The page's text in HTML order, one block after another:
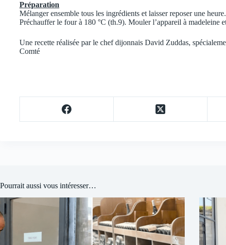
Préparation
Mélanger ensemble tous les ingrédients et laisser reposer une heure.
Préchauffer le four à 180 °C (th.9). Mouler l’appareil à madeleine
Une recette réalisée par le chef dijonnais David Zuddas,
Comté
Pourrait aussi vous intéresser…